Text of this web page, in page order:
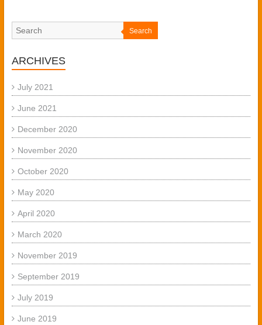
Search
ARCHIVES
July 2021
June 2021
December 2020
November 2020
October 2020
May 2020
April 2020
March 2020
November 2019
September 2019
July 2019
June 2019